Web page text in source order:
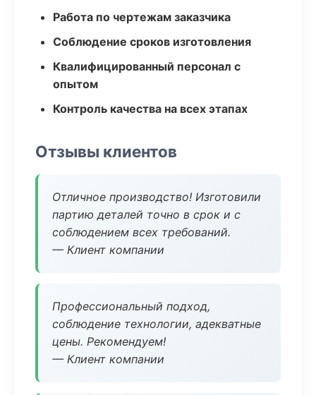
Работа по чертежам заказчика
Соблюдение сроков изготовления
Квалифицированный персонал с
опытом
Контроль качества на всех этапах
Отзывы клиентов
Отличное производство! Изготовили
партию деталей точно в срок и с
соблюдением всех требований.
— Клиент компании
Профессиональный подход,
соблюдение технологии, адекватные
цены. Рекомендуем!
— Клиент компании